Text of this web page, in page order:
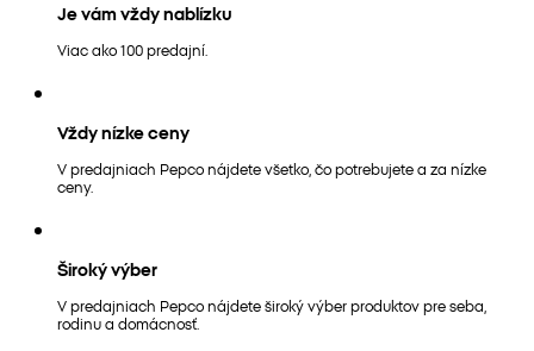
Je vám vždy nablízku
Viac ako 100 predajní.
Vždy nízke ceny
V predajniach Pepco nájdete všetko, čo potrebujete a za nízke
ceny.
Široký výber
V predajniach Pepco nájdete široký výber produktov pre seba,
rodinu a domácnosť.